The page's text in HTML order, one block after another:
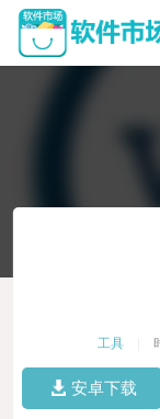
工具
安卓下载